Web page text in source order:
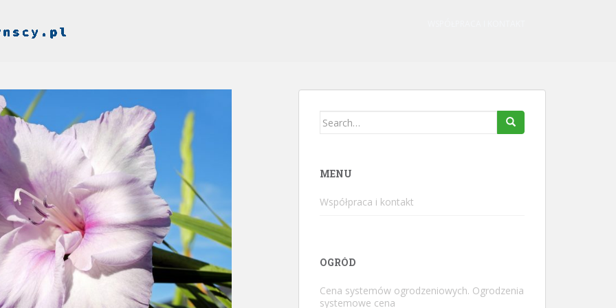
Search
MENU
Współpraca i kontakt
OGRÓD
Cena systemów ogrodzeniowych. Ogrodzenia
systemowe cena